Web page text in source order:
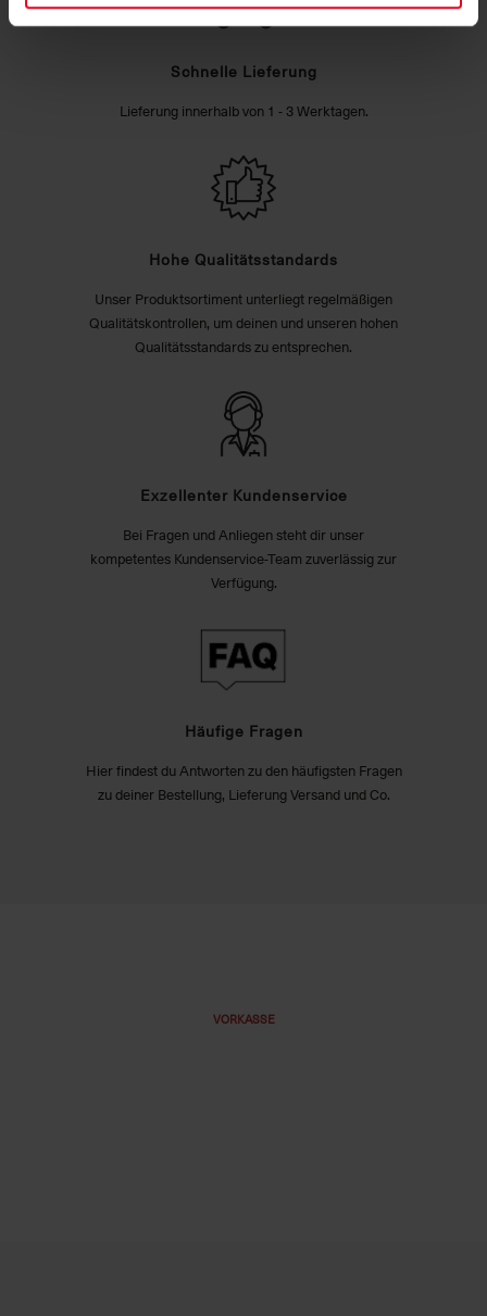
Schnelle Lieferung
Lieferung innerhalb von 1 - 3 Werktagen.
Hohe Qualitätsstandards
Unser Produktsortiment unterliegt regelmäßigen
Qualitätskontrollen, um deinen und unseren hohen
Qualitätsstandards zu entsprechen.
Exzellenter Kundenservice
Bei Fragen und Anliegen steht dir unser
kompetentes Kundenservice-Team zuverlässig zur
Verfügung.
Häufige Fragen
Hier findest du Antworten zu den häufigsten Fragen
zu deiner Bestellung, Lieferung Versand und Co.
VORKASSE